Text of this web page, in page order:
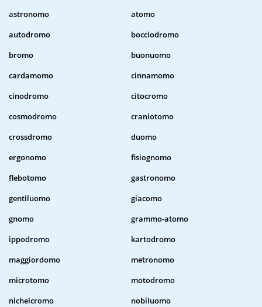
astronomo
atomo
autodromo
bocciodromo
bromo
buonuomo
cardamomo
cinnamomo
cinodromo
citocromo
cosmodromo
craniotomo
crossdromo
duomo
ergonomo
fisiognomo
flebotomo
gastronomo
gentiluomo
giacomo
gnomo
grammo-atomo
ippodromo
kartodromo
maggiordomo
metronomo
microtomo
motodromo
nichelcromo
nobiluomo